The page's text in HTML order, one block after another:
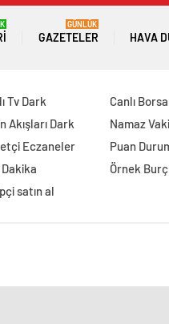
GAZETELER
GÜNLÜK
HAVA
Tv Dark
Akışları Dark
Eczaneler
satın al
Canlı Borsa
Namaz
Puan
Örnek